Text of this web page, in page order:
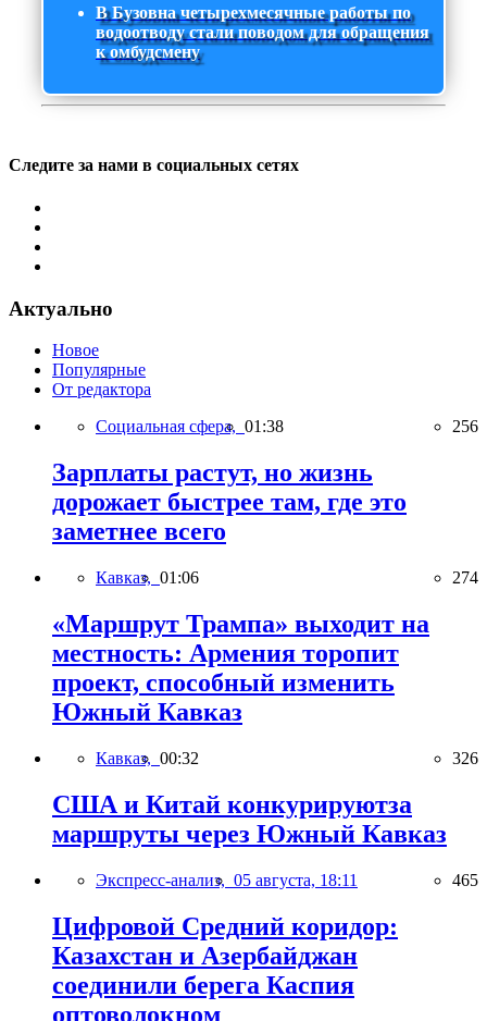
В Бузовна четырехмесячные работы по
водоотводу стали поводом для обращения
к омбудсмену
Следите за нами в социальных сетях
Актуально
Новое
Популярные
От редактора
Социальная сфера, 01:38 256
Зарплаты растут, но жизнь
дорожает быстрее там, где это
заметнее всего
Кавказ, 01:06 274
«Маршрут Трампа» выходит на
местность: Армения торопит
проект, способный изменить
Южный Кавказ
Кавказ, 00:32 326
США и Китай конкурируютза
маршруты через Южный Кавказ
Экспресс-анализ, 05 августа, 18:11 465
Цифровой Средний коридор:
Казахстан и Азербайджан
соединили берега Каспия
оптоволокном